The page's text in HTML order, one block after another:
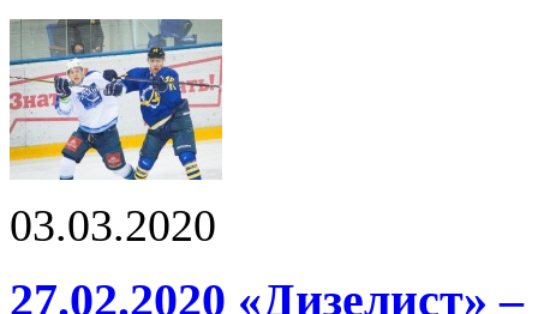
03.03.2020
27.02.2020 «Дизелист»